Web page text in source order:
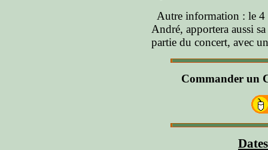
Autre information : le 4
André, apportera aussi
partie du concert, avec
Commander un